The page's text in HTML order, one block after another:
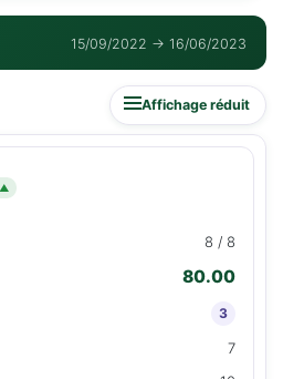
15/09/2022 → 16/06/2023
Affichage réduit
▲
8 / 8
80.00
3
7